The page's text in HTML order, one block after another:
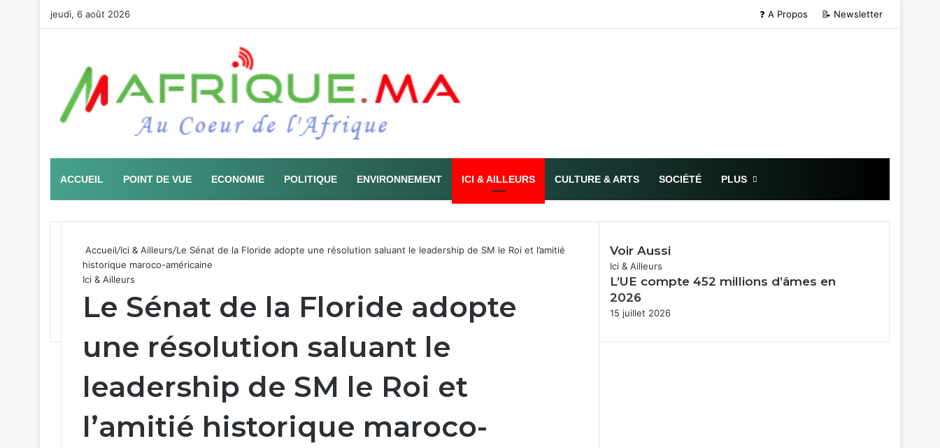
jeudi, 6 août 2026 ❓ A Propos 📝 Newsletter
ACCUEIL POINT DE VUE ECONOMIE POLITIQUE ENVIRONNEMENT ICI & AILLEURS CULTURE & ARTS SOCIÉTÉ PLUS
Accueil/Ici & Ailleurs/Le Sénat de la Floride adopte une résolution saluant le leadership de SM le Roi et l’amitié
historique maroco-américaine
Ici & Ailleurs
Le Sénat de la Floride adopte
une résolution saluant le
leadership de SM le Roi et
l’amitié historique maroco-
Voir Aussi
Fermer
Ici & Ailleurs
L’UE compte 452 millions d’âmes en
2026
15 juillet 2026